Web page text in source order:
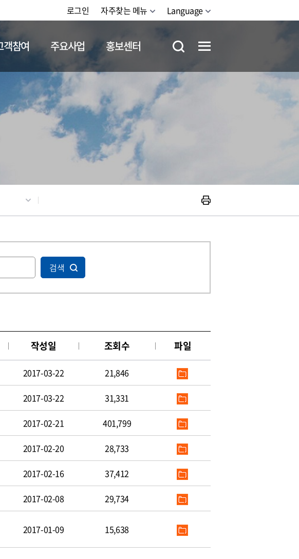
로그인 자주찾는 메뉴 Language
채용정보
객참여 주요사업 홍보센터
검색
작성일 조회수 파일
2017-03-22 21,846
2017-03-22 31,331
2017-02-21 401,799
2017-02-20 28,733
2017-02-16 37,412
2017-02-08 29,734
2017-01-09 15,638